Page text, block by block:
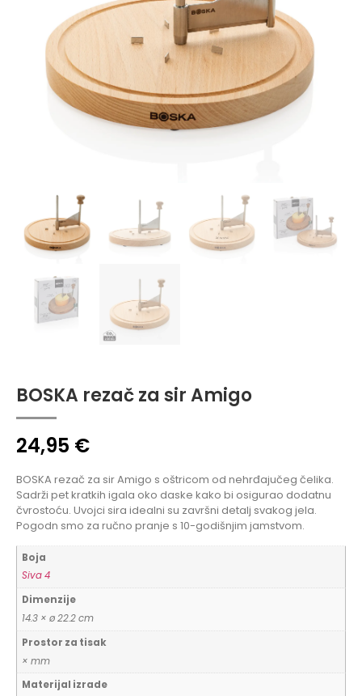
BOSKA rezač za sir Amigo
24,95 €
BOSKA rezač za sir Amigo s oštricom od nehrđajučeg čelika.
Sadrži pet kratkih igala oko daske kako bi osigurao dodatnu
čvrostoću. Uvojci sira idealni su završni detalj svakog jela.
Pogodn smo za ručno pranje s 10-godišnjim jamstvom.
Boja
Siva 4
Dimenzije
14.3 × ø 22.2 cm
Prostor za tisak
× mm
Materijal izrade